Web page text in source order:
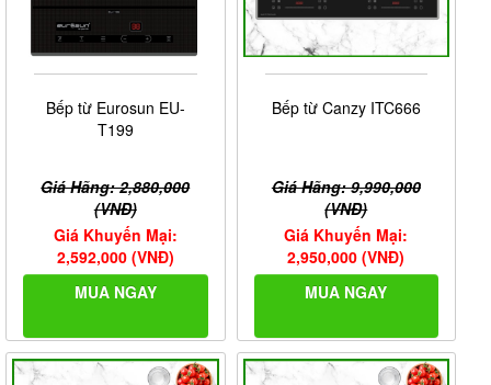
Bếp từ Eurosun EU-
T199
Giá Hãng: 2,880,000
(VNĐ)
Giá Khuyến Mại:
2,592,000 (VNĐ)
MUA NGAY
Bếp từ Canzy ITC666
Giá Hãng: 9,990,000
(VNĐ)
Giá Khuyến Mại:
2,950,000 (VNĐ)
MUA NGAY